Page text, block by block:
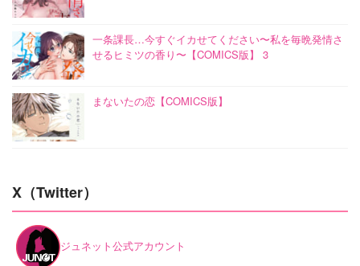
一条課長…今すぐイカせてください〜私を毎晩発情さ
せるヒミツの香り〜【COMICS版】 3
まないたの恋【COMICS版】
X（Twitter）
ジュネット公式アカウント